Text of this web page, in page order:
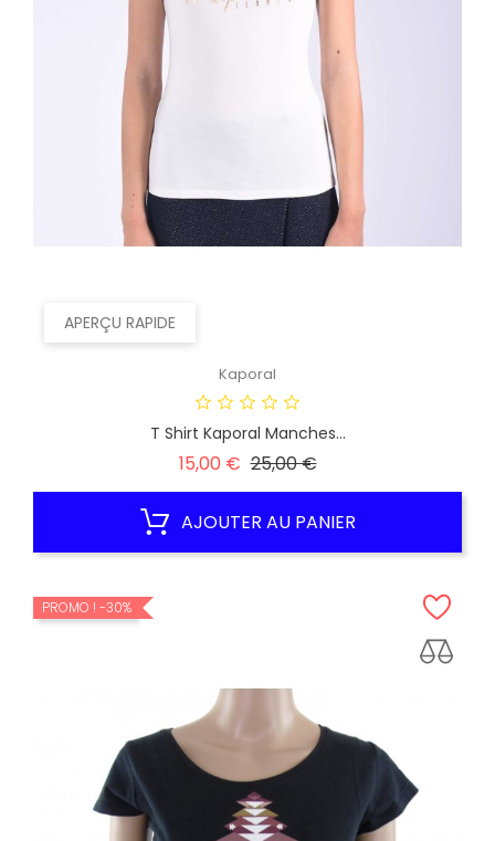
APERÇU RAPIDE
Kaporal
T Shirt Kaporal Manches...
15,00 € Prix
25,00 €Prix
AJOUTER AU PANIER
PROMO ! -30%